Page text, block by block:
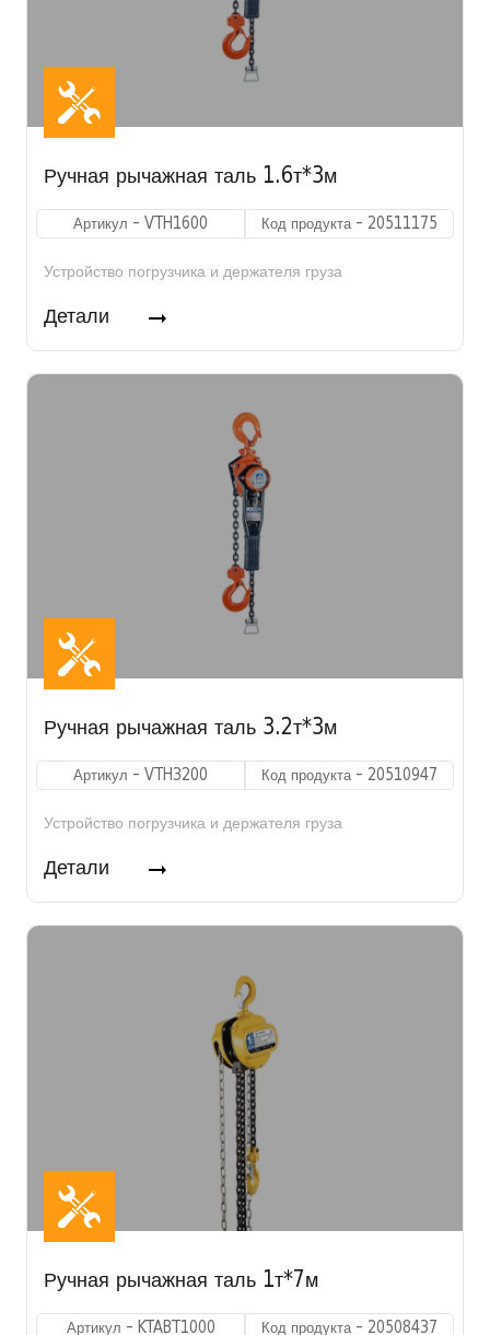
Ручная рычажная таль 1.6т*3м
Артикул - VTH1600 Код продукта - 20511175
Устройство погрузчика и держателя груза
Детали
Ручная рычажная таль 3.2т*3м
Артикул - VTH3200 Код продукта - 20510947
Устройство погрузчика и держателя груза
Детали
Ручная рычажная таль 1т*7м
Артикул - KTABT1000 Код продукта - 20508437